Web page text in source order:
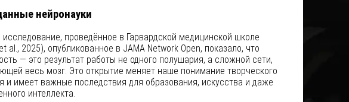
нейронауки
исследование, проведённое в Гарвардской медицинской школе
al., 2025), опубликованное в JAMA Network Open, показало, что
— это результат работы не одного полушария, а сложной сети,
весь мозг. Это открытие меняет наше понимание творческого
и имеет важные последствия для образования, искусства и даже
интеллекта.